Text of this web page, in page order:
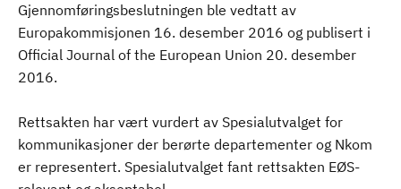
Gjennomføringsbeslutningen ble vedtatt av
Europakommisjonen 16. desember 2016 og publisert i
Official Journal of the European Union 20. desember
2016.
Rettsakten har vært vurdert av Spesialutvalget for
kommunikasjoner der berørte departementer og Nkom
er representert. Spesialutvalget fant rettsakten EØS-